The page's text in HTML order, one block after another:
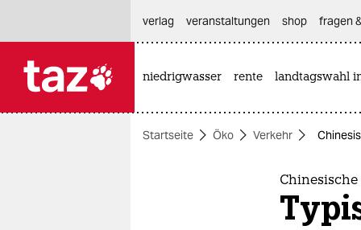
themen
verlag
veranstaltungen shop fragen
niedrigwasser rente landtagswahl
Startseite Öko Verkehr